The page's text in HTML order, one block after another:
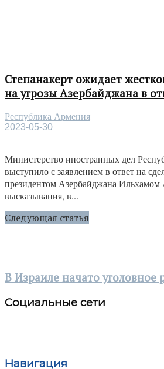
Степанакерт ожидает
на угрозы Азербайджана в
Республика Армения
2023-05-30
Министерство иностранных дел
выступило с заявлением в ответ на
президентом Азербайджана
высказывания, в...
Следующая статья
В Израиле начато уголовное
Социальные сети
Навигация